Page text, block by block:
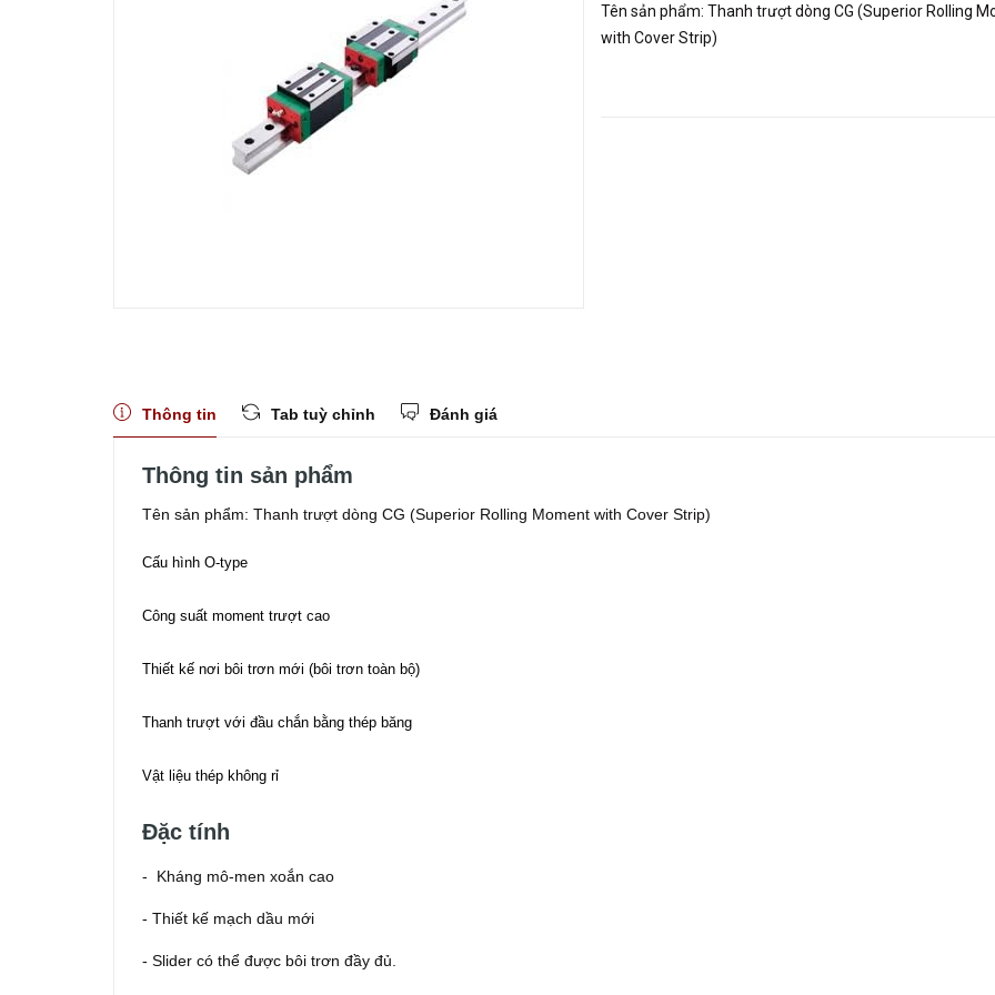
Tên sản phẩm: Thanh trượt dòng CG (Superior Rolling
with Cover Strip)
Thông tin Tab tuỳ chỉnh Đánh giá
Thông tin sản phẩm
Tên sản phẩm: Thanh trượt dòng CG (Superior Rolling Moment with Cover Strip)
Cấu hình O-type
Công suất moment trượt cao
Thiết kế nơi bôi trơn mới (bôi trơn toàn bộ)
Thanh trượt với đầu chắn bằng thép băng
Vật liệu thép không rỉ
Đặc tính
- Kháng mô-men xoắn cao
- Thiết kế mạch dầu mới
- Slider có thể được bôi trơn đầy đủ.